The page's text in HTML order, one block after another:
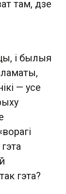
там, дзе
і былыя
— усе
гэта?